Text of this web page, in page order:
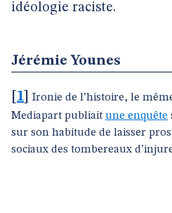
idéologie raciste.
Jérémie Younes
1
Ironie de l’histoire, le
Mediapart publiait une enquête
sur son habitude de laisser
sociaux des tombereaux